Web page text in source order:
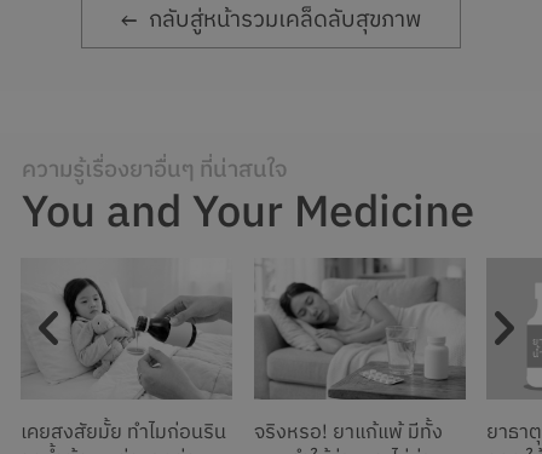
กลับสู่หน้ารวมเคล็ดลับสุขภาพ
ความรู้เรื่องยาอื่นๆ ที่น่าสนใจ
You and Your Medicine
เคยสงสัยมั้ย ทำไมก่อนริน
จริงหรอ! ยาแก้แพ้ มีทั้ง
ยาธา